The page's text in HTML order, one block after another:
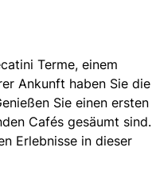
Terme, einem
Ankunft haben Sie die
Sie einen ersten
Cafés gesäumt sind.
Erlebnisse in dieser